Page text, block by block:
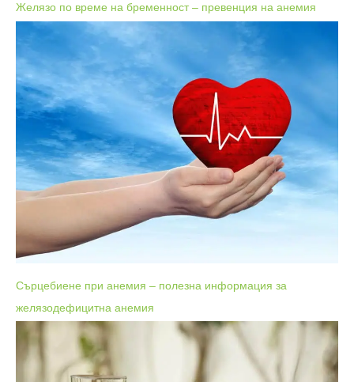
Желязо по време на бременност – превенция на анемия
Сърцебиене при анемия – полезна информация за
желязодефицитна анемия